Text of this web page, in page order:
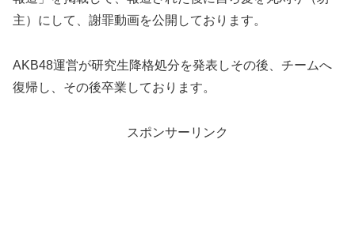
主）にして、謝罪動画を公開しております。
AKB48運営が研究生降格処分を発表しその後、チームへ
復帰し、その後卒業しております。
スポンサーリンク